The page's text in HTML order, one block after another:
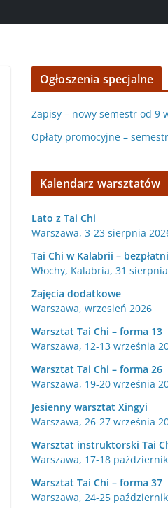
Ogłoszenia specjalne
Zapisy – nowy semestr od 9
Opłaty promocyjne –
Kalendarz warsztatów
Lato z Tai Chi
Warszawa, 3-23 sierpnia
Tai Chi w Kalabrii –
Włochy, Kalabria, 31
Zajęcia dodatkowe
Warszawa, wrzesień 2026
Warsztat Tai Chi – forma 13
Warszawa, 12-13 września
Warsztat Tai Chi – forma 26
Warszawa, 19-20 września
Jesienny warsztat Xingyi
Warszawa, 26-27 września
Warsztat instruktorski Tai
Warszawa, 17-18
Warsztat Tai Chi – forma 37
Warszawa, 24-25